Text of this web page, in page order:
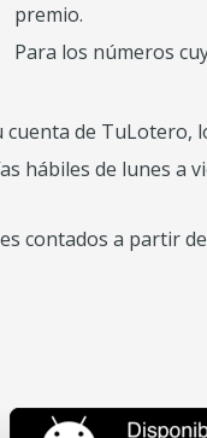
premio.
Para los números
de TuLotero,
hábiles de lunes a
contados a partir